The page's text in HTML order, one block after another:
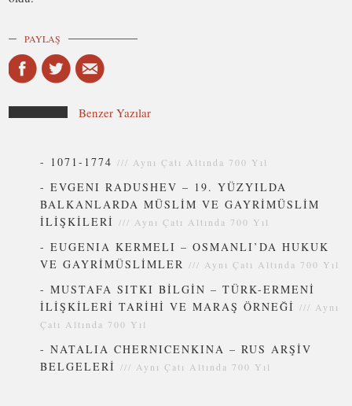
PAYLAŞ
Benzer Yazılar
- 1071-1774 /// Aynı Çatı Altında 700 Yıl
-EVGENI RADUSHEV – 19. YÜZYILDA
BALKANLARDA MÜSLİM VE GAYRİMÜSLİM
İLİŞKİLERİ /// Aynı Çatı Altında 700 Yıl
-EUGENIA KERMELI – OSMANLI’DA HUKUK
VE GAYRİMÜSLİMLER /// Aynı Çatı Altında 700 Yıl
-MUSTAFA SITKI BİLGİN – TÜRK-ERMENİ
İLİŞKİLERİ TARİHİ VE MARAŞ ÖRNEĞİ /// Aynı
Çatı Altında 700 Yıl
-NATALIA CHERNICENKINA – RUS ARŞİV
BELGELERİ /// Aynı Çatı Altında 700 Yıl